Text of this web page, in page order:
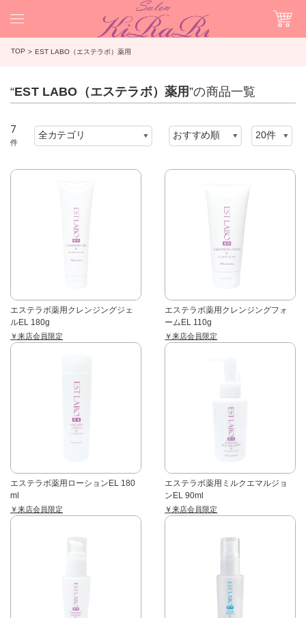
TOP EST LABO（エステラボ）薬用
“EST LABO（エステラボ）薬用”の商品一覧
7
件
エステラボ薬用クレンジングジェ
ルEL 180g
￥来店会員限定
エステラボ薬用クレンジングフォ
ームEL 110g
￥来店会員限定
エステラボ薬用ローションEL 180
ml
￥来店会員限定
エステラボ薬用ミルクエマルジョ
ンEL 90ml
￥来店会員限定